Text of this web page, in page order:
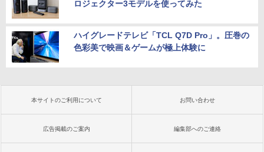
ロジェクター3モデルを使ってみた
ハイグレードテレビ「TCL Q7D Pro」。圧巻の
色彩美で映画＆ゲームが極上体験に
本サイトのご利用について お問い合わせ
広告掲載のご案内 編集部へのご連絡